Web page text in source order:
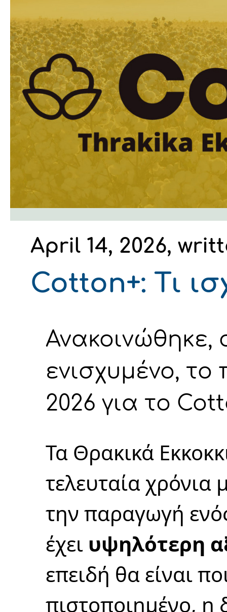
April 14, 2026,
Cotton+: Τι
Ανακοινώθηκε,
ενισχυμένο,
2026 για το
Τα Θρακικά
τελευταία χρόνια
την παραγωγή
έχει υψηλότερη
επειδή θα είναι
πιστοποιημένο, η